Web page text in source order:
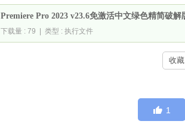
Premiere Pro 2023 v23.6免激活中文绿色精简破解
下载量 : 79 | 类型 : 执行文件
收
1